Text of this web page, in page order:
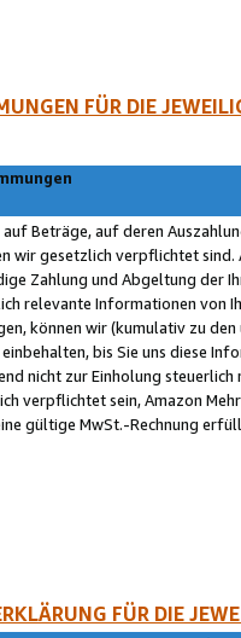
FÜR DIE
Beträge, auf deren
wir gesetzlich verpflichtet
Zahlung und Abgeltung der
relevante Informationen von
können wir (kumulativ zu
bis Sie uns diese
nicht zur Einholung
verpflichtet sein, Amazon
gültige MwSt.-Rechnung
FÜR DIE